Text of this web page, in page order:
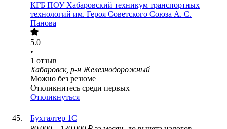
КГБ ПОУ Хабаровский техникум транспортных
технологий им. Героя Советского Союза А. С.
Панова
5.0
•
1 отзыв
Хабаровск, р-н Железнодорожный
Можно без резюме
Откликнитесь среди первых
Откликнуться
Бухгалтер 1С